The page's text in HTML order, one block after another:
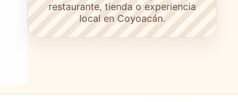
restaurante, tienda o experiencia
local en Coyoacán.